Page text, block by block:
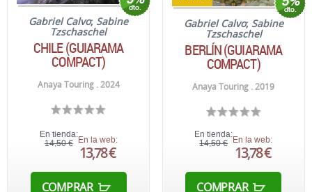
Gabriel Calvo; Sabine
Tzschaschel
CHILE (GUIARAMA
COMPACT)
Anaya Touring . 2024
En tienda:
14,50 € En la web:
13,78 €
COMPRAR
Gabriel Calvo; Sabine
Tzschaschel
BERLÍN (GUIARAMA
COMPACT)
Anaya Touring . 2019
En tienda:
14,50 €
En la web:
13,78 €
COMPRAR